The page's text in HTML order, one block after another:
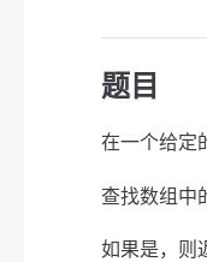
题目
在一个给定
查找数组中
如果是，则